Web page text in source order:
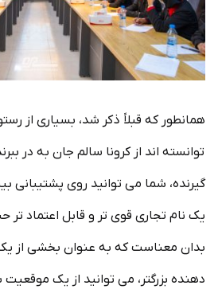
همانطور که قبلاً ذکر شد، بسیاری از
توانسته اند از کرونا سالم جان به در
گیرنده، شما می توانید روی پشتیبانی
یک نام تجاری قوی تر و قابل اعتماد تر
بدان معناست که به عنوان بخشی از یک
دهنده بزرگتر، می توانید از یک